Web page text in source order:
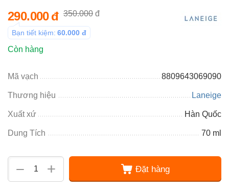
290.000đ 350.000 đ
Bạn tiết kiệm: 60.000 đ
Còn hàng
Mã vạch 8809643069090
Thương hiệu Laneige
Xuất xứ Hàn Quốc
Dung Tích 70 ml
+
− Đặt hàng